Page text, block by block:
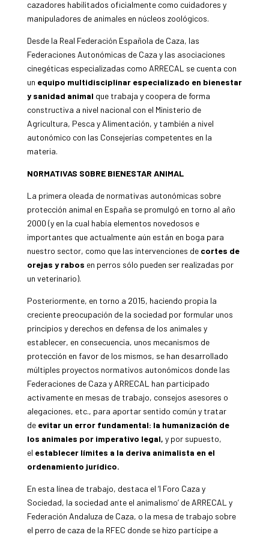
cazadores habilitados oficialmente como cuidadores y
manipuladores de animales en núcleos zoológicos.
Desde la Real Federación Española de Caza, las
Federaciones Autonómicas de Caza y las asociaciones
cinegéticas especializadas como ARRECAL se cuenta con
un equipo multidisciplinar especializado en bienestar
y sanidad animal que trabaja y coopera de forma
constructiva a nivel nacional con el Ministerio de
Agricultura, Pesca y Alimentación, y también a nivel
autonómico con las Consejerías competentes en la
materia.
NORMATIVAS SOBRE BIENESTAR ANIMAL
La primera oleada de normativas autonómicas sobre
protección animal en España se promulgó en torno al año
2000 (y en la cual había elementos novedosos e
importantes que actualmente aún están en boga para
nuestro sector, como que las intervenciones de cortes de
orejas y rabos en perros sólo pueden ser realizadas por
un veterinario).
Posteriormente, en torno a 2015, haciendo propia la
creciente preocupación de la sociedad por formular unos
principios y derechos en defensa de los animales y
establecer, en consecuencia, unos mecanismos de
protección en favor de los mismos, se han desarrollado
múltiples proyectos normativos autonómicos donde las
Federaciones de Caza y ARRECAL han participado
activamente en mesas de trabajo, consejos asesores o
alegaciones, etc., para aportar sentido común y tratar
deevitar un error fundamental: la humanización de
los animales por imperativo legal, y por supuesto,
el establecer límites a la deriva animalista en el
ordenamiento jurídico.
En esta línea de trabajo, destaca el ‘I Foro Caza y
Sociedad, la sociedad ante el animalismo’ de ARRECAL y
Federación Andaluza de Caza, o la mesa de trabajo sobre
el perro de caza de la RFEC donde se hizo partícipe a